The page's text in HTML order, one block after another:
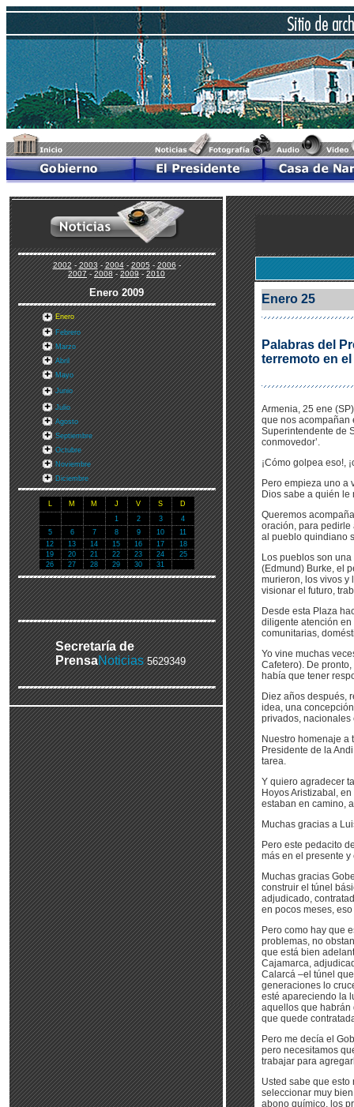
2002-2003-2004-2005-2006-
2007-2008-2009-2010
Enero2009
Enero
Febrero
Marzo
Abril
Mayo
Junio
Julio
Agosto
Septiembre
Octubre
Noviembre
Diciembre
L M M J V S
D
1
2 3
4
5
6 7 8 9 10
11
12
13 14 15 16 17
18
19
20 21 22 23 24
25
26
27 28 29 30 31
Secretaría de
PrensaNoticias 5629349
Enero 25
Palabras del
terremoto en
Armenia, 25 ene
que nos acompañan
Superintendente de
conmovedor’.
¡Cómo golpea eso!,
Pero empieza uno a
Dios sabe a quién le
Queremos
oración, para pedirle
al pueblo quindiano
Los pueblos son
(Edmund) Burke, el
murieron, los vivos y
visionar el futuro,
Desde esta Plaza
diligente atención
comunitarias,
Yo vine muchas
Cafetero). De
había que tener
Diez años después,
idea, una
privados, nacionales
Nuestro homenaje a
Presidente de la
tarea.
Y quiero agradecer
Hoyos Aristizabal,
estaban en camino,
Muchas gracias a
Pero este pedacito
más en el presente
Muchas gracias
construir el túnel
adjudicado,
en pocos meses,
Pero como hay que
problemas, no
que está bien
Cajamarca,
Calarcá –el túnel
generaciones lo
esté apareciendo la
aquellos que habrán
que quede
Pero me decía el
pero necesitamos
trabajar para
Usted sabe que esto
seleccionar muy
abono químico, los